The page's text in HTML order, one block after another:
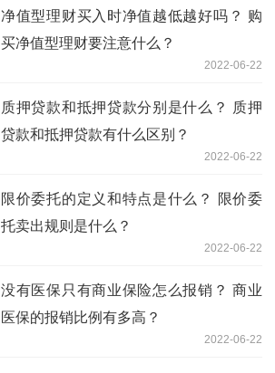
净值型理财买入时净值越低越好吗？ 购
买净值型理财要注意什么？
2022-06-22
质押贷款和抵押贷款分别是什么？ 质押
贷款和抵押贷款有什么区别？
2022-06-22
限价委托的定义和特点是什么？ 限价委
托卖出规则是什么？
2022-06-22
没有医保只有商业保险怎么报销？ 商业
医保的报销比例有多高？
2022-06-22